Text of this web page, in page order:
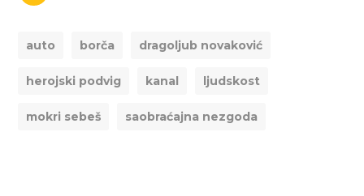
auto borča dragoljub novaković
herojski podvig kanal ljudskost
mokri sebeš saobraćajna nezgoda